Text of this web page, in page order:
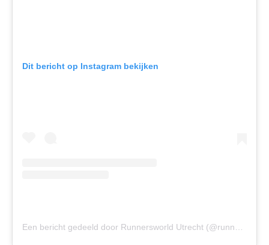
Dit bericht op Instagram bekijken
Een bericht gedeeld door Runnersworld Utrecht (@runnersworldutrecht)